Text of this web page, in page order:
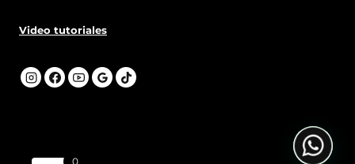
Video tutoriales
0